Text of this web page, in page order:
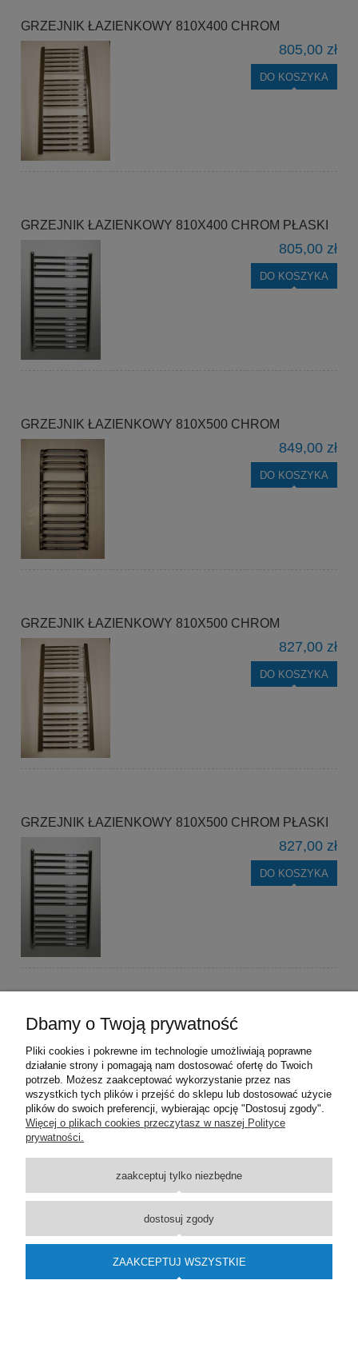
GRZEJNIK ŁAZIENKOWY 810X400 CHROM
805,00 zł
DO KOSZYKA
GRZEJNIK ŁAZIENKOWY 810X400 CHROM PŁASKI
805,00 zł
DO KOSZYKA
GRZEJNIK ŁAZIENKOWY 810X500 CHROM
849,00 zł
DO KOSZYKA
GRZEJNIK ŁAZIENKOWY 810X500 CHROM
827,00 zł
DO KOSZYKA
GRZEJNIK ŁAZIENKOWY 810X500 CHROM PŁASKI
827,00 zł
DO KOSZYKA
GRZEJNIK ŁAZIENKOWY 810X600 CHROM
871,00 zł
DO KOSZYKA
GRZEJNIK ŁAZIENKOWY 1610X400 CHROM
1 776,00 zł
Dbamy o Twoją prywatność
Pliki cookies i pokrewne im technologie umożliwiają poprawne
działanie strony i pomagają nam dostosować ofertę do Twoich
potrzeb. Możesz zaakceptować wykorzystanie przez nas
wszystkich tych plików i przejść do sklepu lub dostosować użycie
plików do swoich preferencji, wybierając opcję "Dostosuj zgody".
Więcej o plikach cookies przeczytasz w naszej Polityce
prywatności.
zaakceptuj tylko niezbędne
dostosuj zgody
ZAAKCEPTUJ WSZYSTKIE